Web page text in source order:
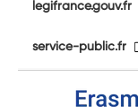
legifrance.gouv.fr
service-public.fr